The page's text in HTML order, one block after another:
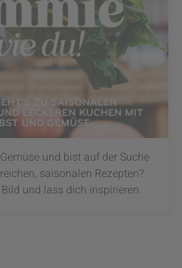
und bist auf der Suche
saisonalen Rezepten?
und lass dich inspirieren.